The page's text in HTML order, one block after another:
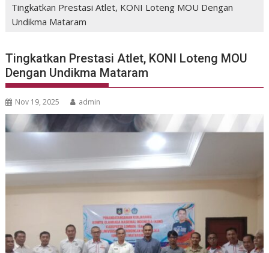
Tingkatkan Prestasi Atlet, KONI Loteng MOU Dengan
Undikma Mataram
Tingkatkan Prestasi Atlet, KONI Loteng MOU
Dengan Undikma Mataram
Nov 19, 2025 admin